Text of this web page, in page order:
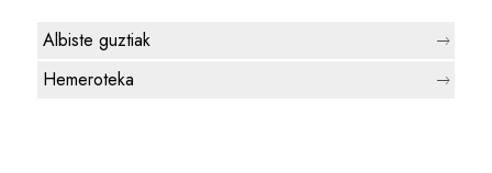
Albiste guztiak
Hemeroteka